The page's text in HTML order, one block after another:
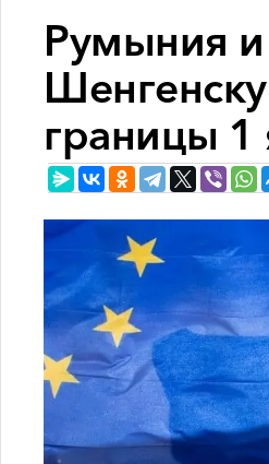
Румыния и
границы 1